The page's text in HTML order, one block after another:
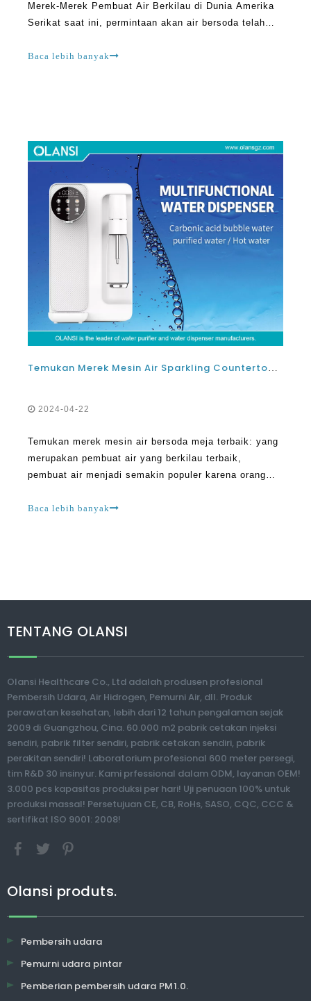
Merek-Merek Pembuat Air Berkilau di Dunia Amerika
Serikat saat ini, permintaan akan air bersoda telah
berkilau telah meningkat. Gadget canggih ini
Baca lebih banyak
2024-04-22
Temukan merek mesin air bersoda meja terbaik: yang
merupakan pembuat air yang berkilau terbaik,
pembuat air menjadi semakin populer karena orang
minuman manis lainnya. Perangkat ini memungkinkan
Baca lebih banyak
TENTANG OLANSI
Olansi Healthcare Co., Ltd adalah produsen profesional
Pembersih Udara, Air Hidrogen, Pemurni Air, dll. Produk
perawatan kesehatan, lebih dari 12 tahun pengalaman sejak
2009 di Guangzhou, Cina. 60.000 m2 pabrik cetakan injeksi
sendiri, pabrik filter sendiri, pabrik cetakan sendiri, pabrik
perakitan sendiri! Laboratorium profesional 600 meter persegi,
tim R&D 30 insinyur. Kami prfessional dalam ODM, layanan OEM!
3.000 pcs kapasitas produksi per hari! Uji penuaan 100% untuk
produksi massal! Persetujuan CE, CB, RoHs, SASO, CQC, CCC &
sertifikat ISO 9001: 2008!
Olansi produts.
Pembersih udara
Pemurni udara pintar
Pemberian pembersih udara PM1.0.